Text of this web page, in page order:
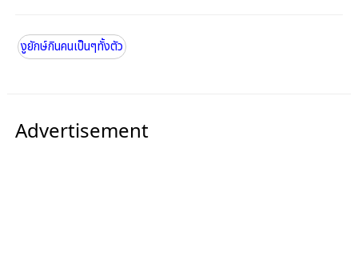
งูยักษ์กินคนเป็นๆทั้งตัว
Advertisement